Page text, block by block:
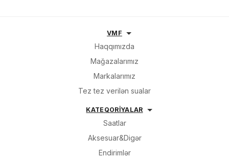
VMF
Haqqımızda
Mağazalarımız
Markalarımız
Tez tez verilən sualar
KATEQORİYALAR
Saatlar
Aksesuar&Digər
Endirimlər